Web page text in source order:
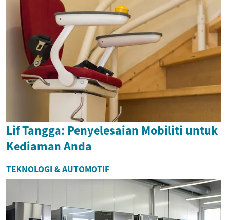
Lif Tangga: Penyelesaian Mobiliti untuk
Kediaman Anda
TEKNOLOGI & AUTOMOTIF